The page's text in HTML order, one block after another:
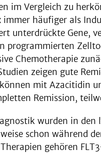
im Vergleich zu
häufiger als
unterdrückte Gene,
Chemotherapie
zeigen gute
mit Azacitidin
Remission,
wurden in
schon während
gehören